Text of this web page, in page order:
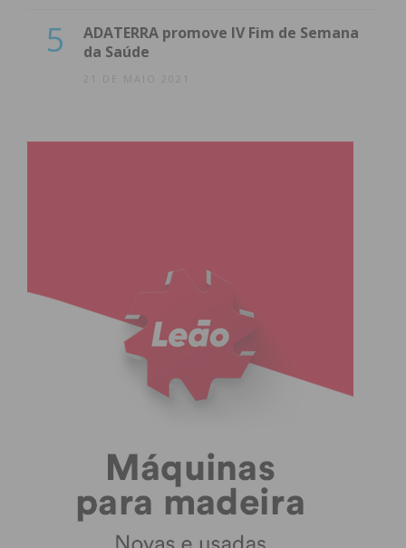
5
ADATERRA promove IV Fim de Semana
da Saúde
21 DE MAIO 2021